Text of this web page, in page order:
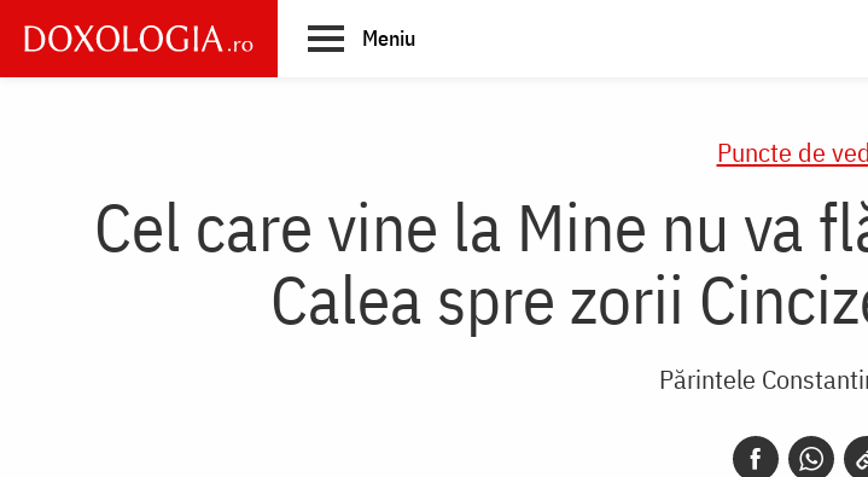
main
Meniu
Puncte de
Cel care vine la Mine nu va
Calea spre zorii
Părintele